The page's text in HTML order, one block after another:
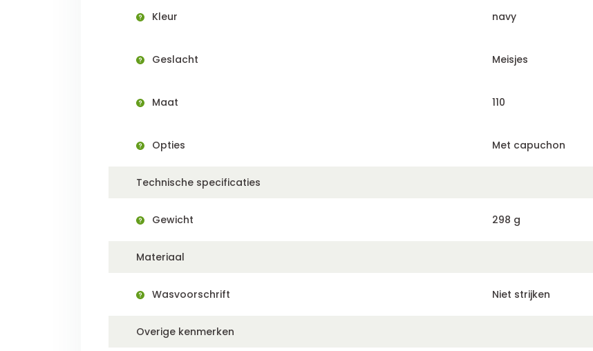
Kleur navy
Geslacht Meisjes
Maat 110
Opties Met capuchon
Technische specificaties
Gewicht 298 g
Materiaal
Wasvoorschrift Niet strijken
Overige kenmerken